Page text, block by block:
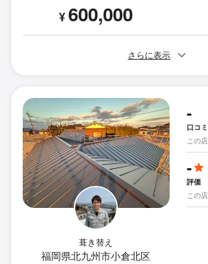
¥600,000
さらに表示
葺き替え
福岡県北九州市小倉北区
-
口コ
この
-
評価
この